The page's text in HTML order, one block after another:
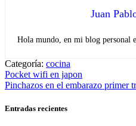
Juan
Hola mundo, en mi blog personal
Categoría: cocina
Navegación
de
entradas
Entrada
anterior:
Pocket wifi en japon
Entrada
Pinchazos en el embarazo primer
Entradas recientes